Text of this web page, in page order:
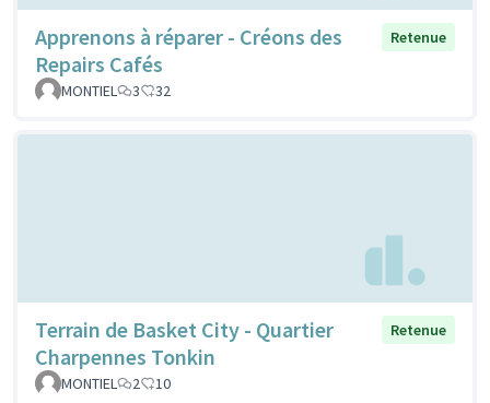
Apprenons à réparer - Créons des
Repairs Cafés
Retenue
MONTIEL 3 32
Terrain de Basket City - Quartier
Charpennes Tonkin
Retenue
MONTIEL 2 10